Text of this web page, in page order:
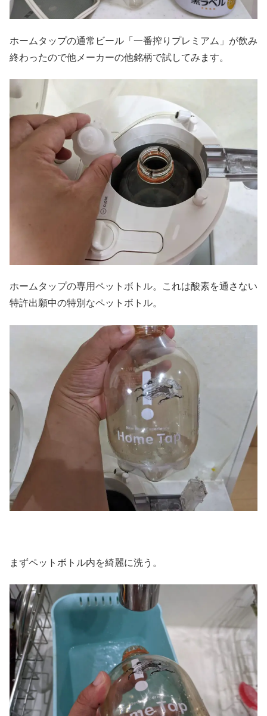
ホームタップの通常ビール「一番搾りプレミアム」が飲み
終わったので他メーカーの他銘柄で試してみます。
ホームタップの専用ペットボトル。これは酸素を通さない
特許出願中の特別なペットボトル。
まずペットボトル内を綺麗に洗う。